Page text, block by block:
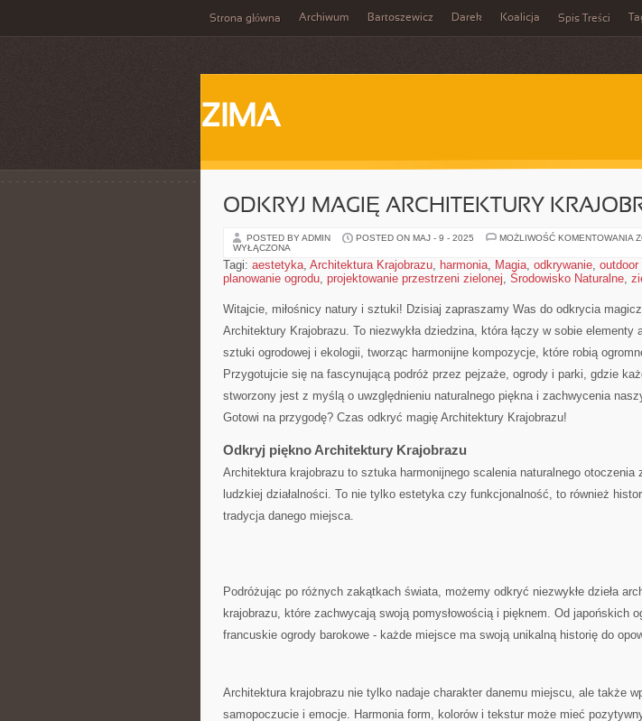
Strona główna Archiwum Bartoszewicz Darek Koalicja Spis Treści
ZIMA
ODKRYJ MAGIĘ ARCHITEKTURY
POSTED BY ADMIN POSTED ON MAJ - 9 - 2025 MOŻLIWOŚĆ KOMENTOWANIA
WYŁĄCZONA
Tagi: aestetyka, Architektura Krajobrazu, harmonia, Magia, odkrywanie, outdoor
planowanie ogrodu, projektowanie przestrzeni zielonej, Środowisko Naturalne,
Witajcie, miłośnicy natury ⁢i sztuki! Dzisiaj zapraszamy Was do odkrycia
Architektury Krajobrazu.⁢ To niezwykła⁤ dziedzina, która‍ łączy ​w sobie​ elementy
sztuki⁣ ogrodowej i‍ ekologii, tworząc harmonijne kompozycje, ​które robią
⁣Przygotujcie się na fascynującą podróż przez pejzaże, ogrody i parki, gdzie
stworzony jest z ⁤myślą o uwzględnieniu​ naturalnego piękna i zachwycenia
Gotowi na przygodę? Czas odkryć magię Architektury Krajobrazu!
Odkryj piękno⁤ Architektury Krajobrazu
Architektura ‍krajobrazu‍ to sztuka harmonijnego scalenia naturalnego otoczenia
ludzkiej działalności. To ‌nie tylko estetyka czy funkcjonalność, to również
tradycja danego miejsca.
Podróżując po różnych⁣ zakątkach⁢ świata, możemy odkryć niezwykłe​ dzieła
krajobrazu, które⁤ zachwycają swoją pomysłowością i pięknem. Od japońskich
francuskie ogrody barokowe -⁤ każde miejsce ma swoją⁢ unikalną historię do
Architektura krajobrazu ⁢nie tylko ⁤nadaje‍ charakter danemu miejscu, ale także
samopoczucie i emocje. ‌Harmonia form, kolorów ‌i​ tekstur ⁢może mieć